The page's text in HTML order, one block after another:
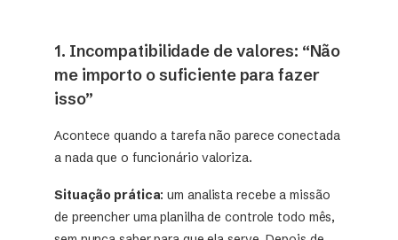
1. Incompatibilidade de valores: “Não
me importo o suficiente para fazer
isso”
Acontece quando a tarefa não parece conectada
a nada que o funcionário valoriza.
Situação prática: um analista recebe a missão
de preencher uma planilha de controle todo mês,